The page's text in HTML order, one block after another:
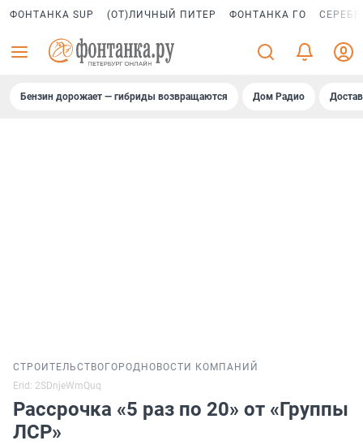
ФОНТАНКА SUP (ОТ)ЛИЧНЫЙ ПИТЕР ФОНТАНКА ГО
Бензин дорожает — гибриды возвращаются Дом Радио
СТРОИТЕЛЬСТВО ГОРОД НОВОСТИ КОМПАНИЙ
Erid: 2SDnjeWmQuq
Рассрочка «5 раз по 20» от «Группы
ЛСР»